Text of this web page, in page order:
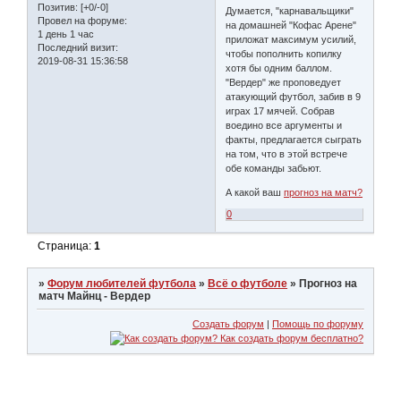
Позитив: [+0/-0]
Провел на форуме:
1 день 1 час
Последний визит:
2019-08-31 15:36:58
Думается, "карнавальщики"
на домашней "Кофас Арене"
приложат максимум усилий,
чтобы пополнить копилку
хотя бы одним баллом.
"Вердер" же проповедует
атакующий футбол, забив в 9
играх 17 мячей. Собрав
воедино все аргументы и
факты, предлагается сыграть
на том, что в этой встрече
обе команды забьют.
А какой вашпрогноз на матч?
0
Страница:1
»Форум любителей футбола »Всё о футболе »Прогноз на
матч Майнц - Вердер
Создать форум | Помощь по форуму